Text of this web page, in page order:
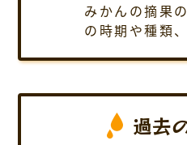
みかんの摘果
の時期や種類
を紹介します
過去